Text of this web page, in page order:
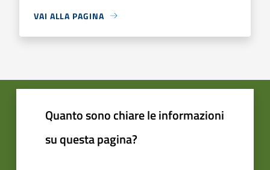
VAI ALLA PAGINA
Quanto sono chiare le informazioni
su questa pagina?